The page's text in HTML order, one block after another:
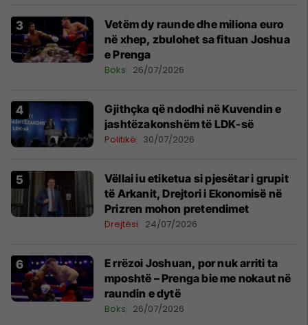
Vetëm dy raunde dhe miliona euro
në xhep, zbulohet sa fituan Joshua
e Prenga
Boks 26/07/2026
Gjithçka që ndodhi në Kuvendin e
jashtëzakonshëm të LDK-së
Politikë 30/07/2026
Vëllai iu etiketua si pjesëtar i grupit
të Arkanit, Drejtori i Ekonomisë në
Prizren mohon pretendimet
Drejtësi 24/07/2026
E rrëzoi Joshuan, por nuk arriti ta
mposhtë – Prenga bie me nokaut në
raundin e dytë
Boks 26/07/2026